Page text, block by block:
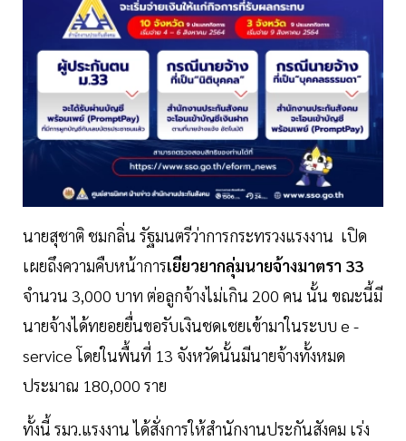
นายสุชาติ ชมกลิ่น รัฐมนตรีว่าการกระทรวงแรงงาน เปิด
เผยถึงความคืบหน้าการเยียวยากลุ่มนายจ้างมาตรา 33
จำนวน 3,000 บาท ต่อลูกจ้างไม่เกิน 200 คน นั้น ขณะนี้มี
นายจ้างได้ทยอยยื่นขอรับเงินชดเชยเข้ามาในระบบ e -
service โดยในพื้นที่ 13 จังหวัดนั้นมีนายจ้างทั้งหมด
ประมาณ 180,000 ราย
ทั้งนี้ รมว.แรงงาน ได้สั่งการให้สำนักงานประกันสังคม เร่ง